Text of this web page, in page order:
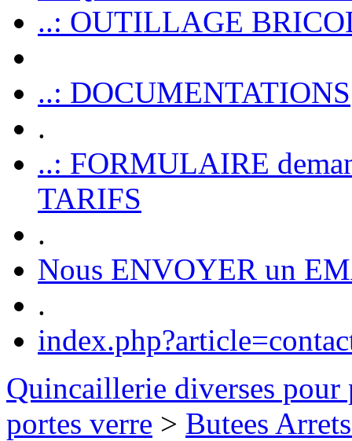
..: OUTILLAGE
..: DOCUMENTATIONS
.
..: FORMULAIRE
TARIFS
.
Nous ENVOYER un
.
Quincaillerie diverses pour
portes verre > Butees